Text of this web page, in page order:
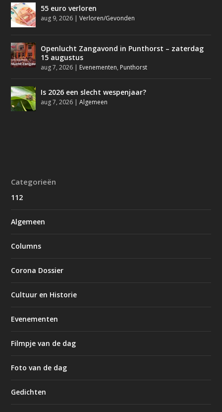
55 euro verloren
aug 9, 2026 |Verloren/Gevonden
Openlucht Zangavond in Punthorst – zaterdag
15 augustus
aug 7, 2026 | Evenementen, Punthorst
Is 2026 een slecht wespenjaar?
aug 7, 2026 |Algemeen
Categorieën
112
Algemeen
Columns
Corona Dossier
Cultuur en Historie
Evenementen
Filmpje van de dag
Foto van de dag
Gedichten